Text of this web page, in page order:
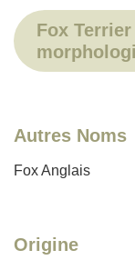
Fox
Autres Noms
Fox Anglais
Origine